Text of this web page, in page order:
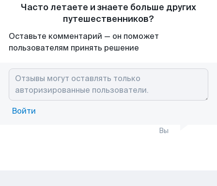
Часто летаете и знаете больше других
путешественников?
Оставьте комментарий — он поможет
пользователям принять решение
Войти
Вы